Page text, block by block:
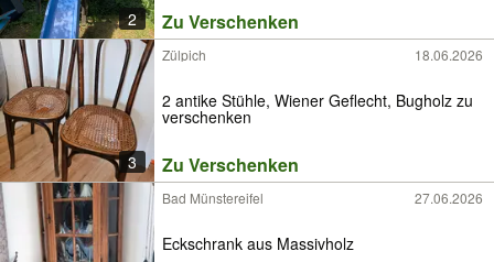
2 Zu Verschenken
3
Zülpich 18.06.2026
2 antike Stühle, Wiener Geflecht, Bugholz zu
verschenken
Zu Verschenken
Bad Münstereifel 27.06.2026
Eckschrank aus Massivholz